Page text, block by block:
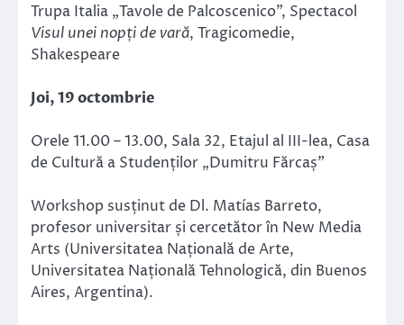
Trupa Italia „Tavole de Palcoscenico”, Spectacol
Visul unei nopți de vară, Tragicomedie,
Shakespeare
Joi, 19 octombrie
Orele 11.00 – 13.00, Sala 32, Etajul al III-lea, Casa
de Cultură a Studenților „Dumitru Fărcaș”
Workshop susținut de Dl. Matías Barreto,
profesor universitar și cercetător în New Media
Arts (Universitatea Națională de Arte,
Universitatea Națională Tehnologică, din Buenos
Aires, Argentina).